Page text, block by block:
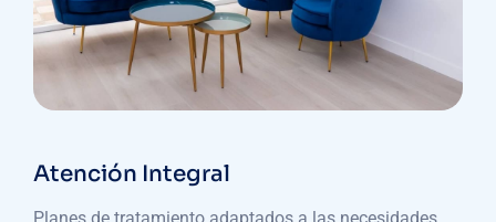
Atención Integral
Planes de tratamiento adaptados a las necesidades